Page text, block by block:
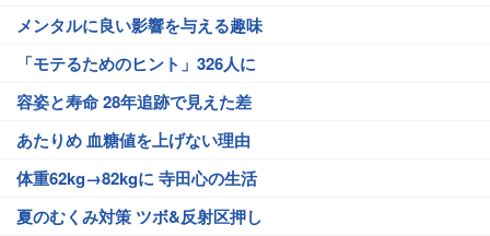
メンタルに良い影響を与える趣味
「モテるためのヒント」326人に
容姿と寿命 28年追跡で見えた差
あたりめ 血糖値を上げない理由
体重62kg→82kgに 寺田心の生活
夏のむくみ対策 ツボ&反射区押し